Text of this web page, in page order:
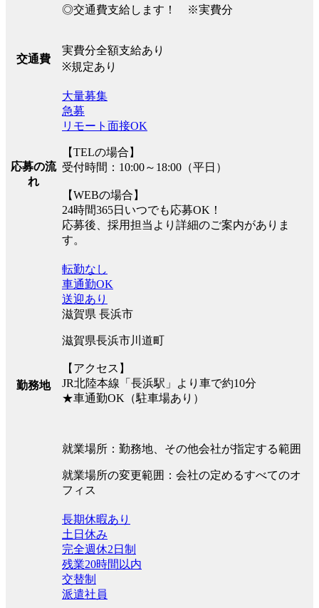
◎交通費支給します！ ※実費分
交通費
実費分全額支給あり
※規定あり
応募の流
れ
大量募集
急募
リモート面接OK
【TELの場合】
受付時間：10:00～18:00（平日）
【WEBの場合】
24時間365日いつでも応募OK！
応募後、採用担当より詳細のご案内がありま
す。
勤務地
転勤なし
車通勤OK
送迎あり
滋賀県 長浜市
滋賀県長浜市川道町
【アクセス】
JR北陸本線「長浜駅」より車で約10分
★車通勤OK（駐車場あり）
就業場所：勤務地、その他会社が指定する範囲
就業場所の変更範囲：会社の定めるすべてのオ
フィス
長期休暇あり
土日休み
完全週休2日制
残業20時間以内
交替制
派遣社員